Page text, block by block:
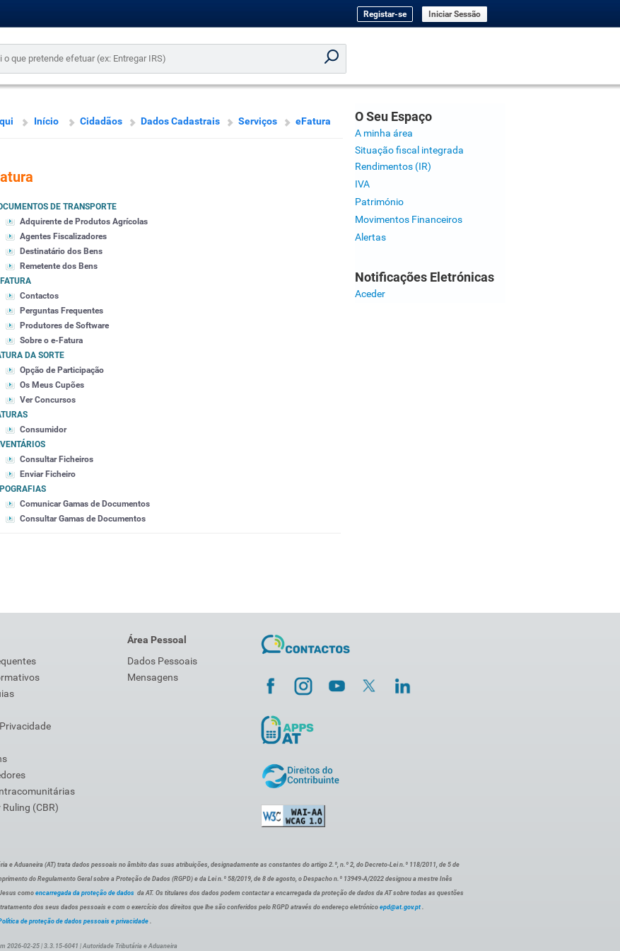
Registar-se Iniciar Sessão
Início Cidadãos Dados Cadastrais Serviços eFatura
DE TRANSPORTE
Adquirente de Produtos Agrícolas
Agentes Fiscalizadores
Destinatário dos Bens
Remetente dos Bens
Contactos
Perguntas Frequentes
Produtores de Software
Sobre o e-Fatura
DA SORTE
Opção de Participação
Os Meus Cupões
Ver Concursos
Consumidor
Consultar Ficheiros
Enviar Ficheiro
Comunicar Gamas de Documentos
Consultar Gamas de Documentos
O Seu Espaço
A minha área
Situação fiscal integrada
Rendimentos (IR)
IVA
Património
Movimentos Financeiros
Alertas
Notificações Eletrónicas
Aceder
(CBR)
Área Pessoal
Dados Pessoais
Mensagens
e Aduaneira (AT) trata dados pessoais no âmbito das suas atribuições, designadamente as constantes do artigo 2.º, n.º 2, do Decreto-Lei n.º 118/2011, de 5 de
do Regulamento Geral sobre a Proteção de Dados (RGPD) e da Lei n.º 58/2019, de 8 de agosto, o Despacho n.º 13949-A/2022 designou a mestre Inês
como encarregada da proteção de dados da AT. Os titulares dos dados podem contactar a encarregada da proteção de dados da AT sobre todas as questões
dos seus dados pessoais e com o exercício dos direitos que lhe são conferidos pelo RGPD através do endereço eletrónico epd@at.gov.pt .
de proteção de dados pessoais e privacidade .
2026-02-25 | 3.3.15-6041 | Autoridade Tributária e Aduaneira